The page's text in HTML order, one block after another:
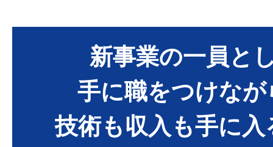
新事業の一員と
手に職をつけなが
技術も収入も手に入